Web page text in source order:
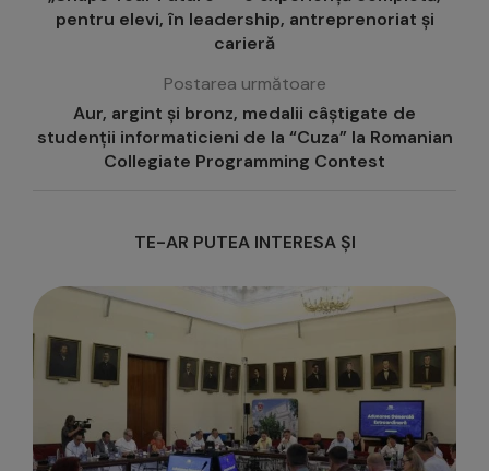
pentru elevi, în leadership, antreprenoriat și
carieră
Postarea următoare
Aur, argint și bronz, medalii câștigate de
studenții informaticieni de la “Cuza” la Romanian
Collegiate Programming Contest
TE-AR PUTEA INTERESA ȘI